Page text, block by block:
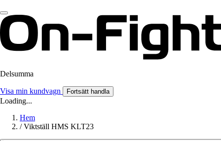
Delsumma
Visa min kundvagn Fortsätt handla
Loading...
Hem
/ Viktställ HMS KLT23